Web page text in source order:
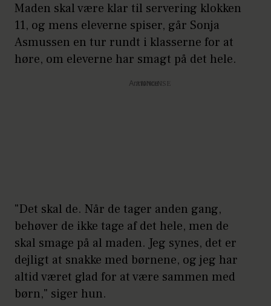
Maden skal være klar til servering klokken
11, og mens eleverne spiser, går Sonja
Asmussen en tur rundt i klasserne for at
høre, om eleverne har smagt på det hele.
Annonce
"Det skal de. Når de tager anden gang,
behøver de ikke tage af det hele, men de
skal smage på al maden. Jeg synes, det er
dejligt at snakke med børnene, og jeg har
altid været glad for at være sammen med
børn," siger hun.